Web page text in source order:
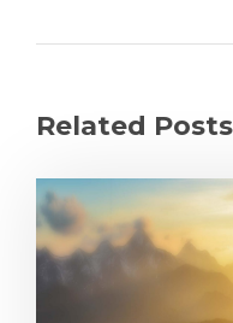
Related Posts